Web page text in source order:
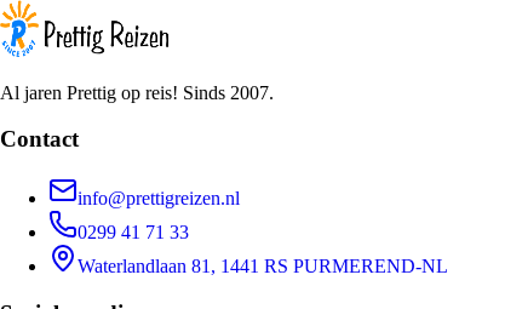
Al jaren Prettig op reis! Sinds 2007.
Contact
info@prettigreizen.nl
0299 41 71 33
Waterlandlaan 81, 1441 RS PURMEREND-NL